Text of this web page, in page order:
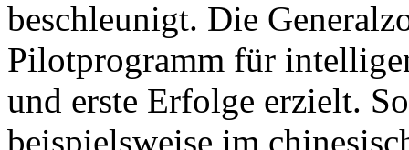
beschleunigt. Die
Pilotprogramm für
und erste Erfolge erzielt.
beispielsweise im